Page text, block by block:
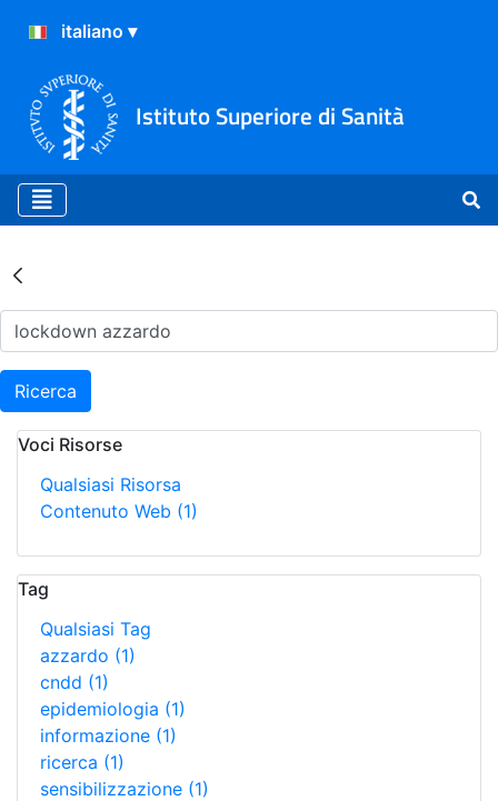
Istituto Superiore di Sanità
Risultati della Ricerca -
Ricerca
Voci Risorse
Qualsiasi Risorsa
Contenuto Web (1)
Tag
Qualsiasi Tag
azzardo (1)
cndd (1)
epidemiologia (1)
informazione (1)
ricerca (1)
sensibilizzazione (1)